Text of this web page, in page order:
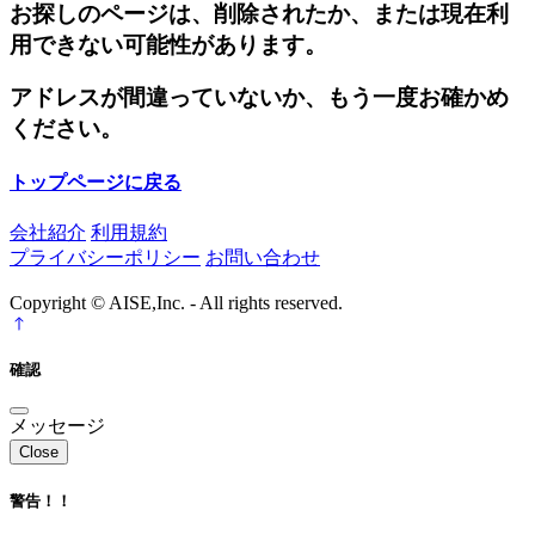
お探しのページは、削除されたか、または現在利
用できない可能性があります。
アドレスが間違っていないか、もう一度お確かめ
ください。
トップページに戻る
会社紹介 利用規約
プライバシーポリシー お問い合わせ
Copyright © AISE,Inc. - All rights reserved.
確認
メッセージ
Close
警告！！